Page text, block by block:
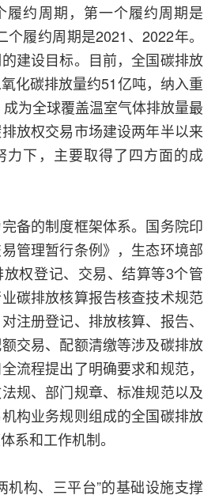
履约周期，第一个履约周期是
履约周期是2021、2022年。
建设目标。目前，全国碳排放
化碳排放量约51亿吨，纳入重
为全球覆盖温室气体排放量最
放权交易市场建设两年半以来
力下，主要取得了四方面的成
备的制度框架体系。国务院印
管理暂行条例》，生态环境部
权登记、交易、结算等3个管
碳排放核算报告核查技术规范
注册登记、排放核算、报告、
交易、配额清缴等涉及碳排放
流程提出了明确要求和规范，
规、部门规章、标准规范以及
构业务规则组成的全国碳排放
系和工作机制。
机构、三平台”的基础设施支撑